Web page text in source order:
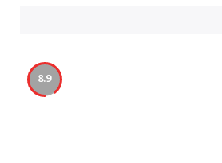
8.9